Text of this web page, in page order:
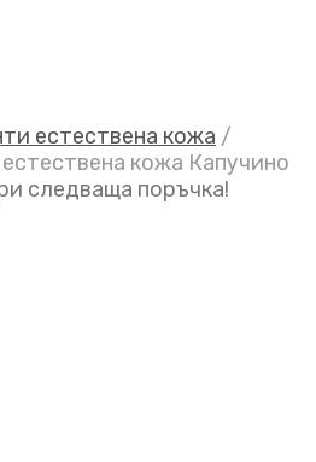
естествена кожа /
кожа Капучино
следваща поръчка!